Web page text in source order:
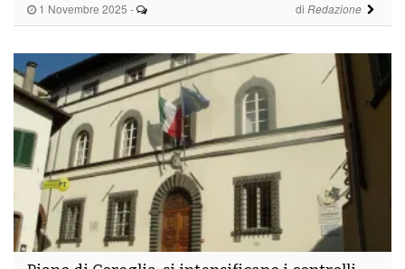
1 Novembre 2025 - di Redazione